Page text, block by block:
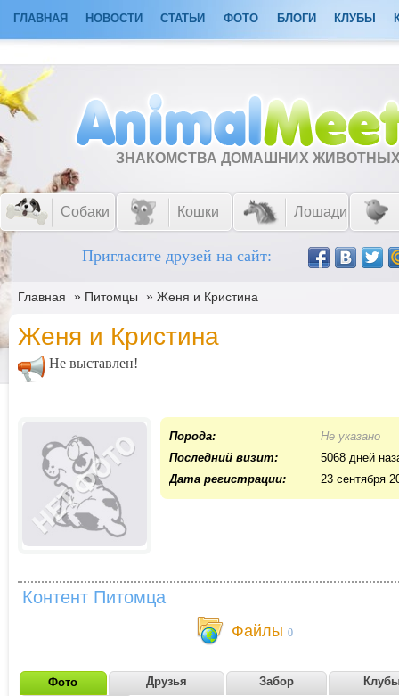
ГЛАВНАЯ НОВОСТИ СТАТЬИ ФОТО БЛОГИ КЛУБЫ
ЗНАКОМСТВА ДОМАШНИХ
Собаки Кошки Лошади
Пригласите друзей на сайт:
Главная » Питомцы » Женя и Кристина
Женя и Кристина
Не выставлен!
Порода:
Не указано
Последний визит:
5068 дней
Дата регистрации:
23 сентября
Контент Питомца
Файлы 0
Фото Друзья Забор